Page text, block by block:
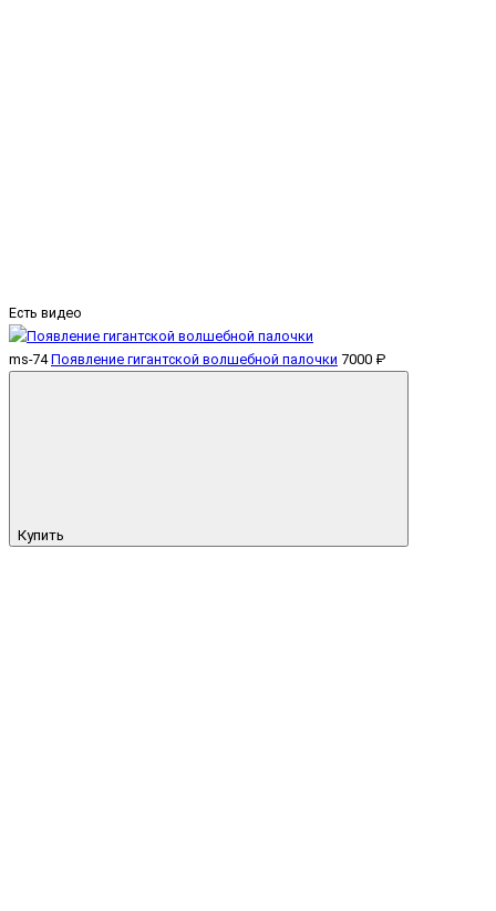
Есть видео
ms-74 Появление гигантской волшебной палочки 7000 ₽
Купить